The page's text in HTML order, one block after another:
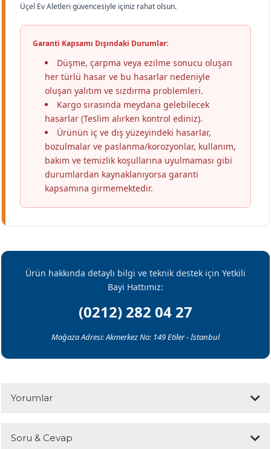
Üçel Ev Aletleri güvencesiyle içiniz rahat olsun.
Garanti Kapsamı Dışındaki Durumlar:
Düşme, çarpma veya ezilme sonucu oluşan
her türlü hasar ve bu hasarlar nedeniyle
oluşan yalıtım ve sızdırma problemleri.
Kargo sırasında meydana gelebilecek
hasarlar (Teslim alırken kontrol ediniz).
Ürünün iç ve dış yüzeyindeki hasarlar,
bozulmalar ve paslanma/korozyonlar, kullanım,
bakım ve temizlik koşullarına uyulmaması gibi
durumlardan kaynaklanıyorsa garanti
kapsamına girmemektedir.
Ürün hakkında detaylı bilgi ve teknik destek için Yetkili
Bayi Hattımız:
(0212) 282 04 27
Mağaza Adresi: Akmerkez No: 149 Etiler - İstanbul
Yorumlar
Soru & Cevap